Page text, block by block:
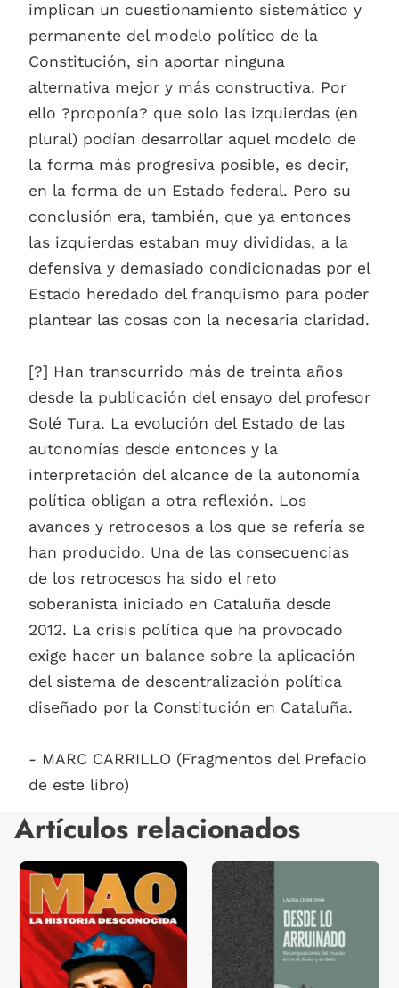
implican un cuestionamiento sistemático y
permanente del modelo político de la
Constitución, sin aportar ninguna
alternativa mejor y más constructiva. Por
ello ?proponía? que solo las izquierdas (en
plural) podían desarrollar aquel modelo de
la forma más progresiva posible, es decir,
en la forma de un Estado federal. Pero su
conclusión era, también, que ya entonces
las izquierdas estaban muy divididas, a la
defensiva y demasiado condicionadas por el
Estado heredado del franquismo para poder
plantear las cosas con la necesaria claridad.
[?] Han transcurrido más de treinta años
desde la publicación del ensayo del profesor
Solé Tura. La evolución del Estado de las
autonomías desde entonces y la
interpretación del alcance de la autonomía
política obligan a otra reflexión. Los
avances y retrocesos a los que se refería se
han producido. Una de las consecuencias
de los retrocesos ha sido el reto
soberanista iniciado en Cataluña desde
2012. La crisis política que ha provocado
exige hacer un balance sobre la aplicación
del sistema de descentralización política
diseñado por la Constitución en Cataluña.
- MARC CARRILLO (Fragmentos del Prefacio
de este libro)
Artículos relacionados